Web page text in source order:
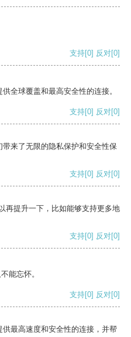
支持[0] 反对[0]
全球覆盖和最高安全性的连接。
支持[0] 反对[0]
来了无限的隐私保护和安全性保
支持[0] 反对[0]
再提升一下，比如能够支持更多地
支持[0] 反对[0]
能忘怀。
支持[0] 反对[0]
最高速度和安全性的连接，并帮